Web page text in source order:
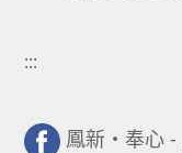
:::
鳳新・奉心